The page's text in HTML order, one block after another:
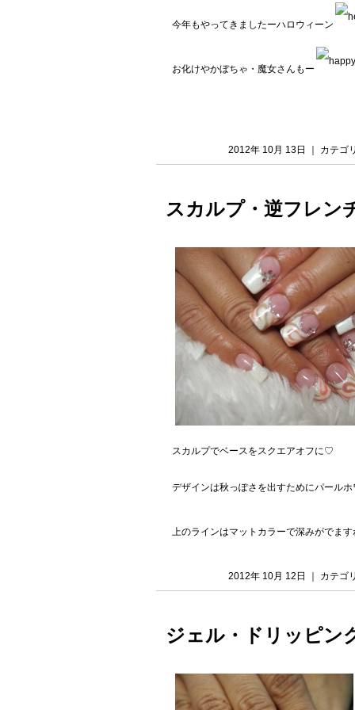
今年もやってきましたーハロウィーン
お化けやかぼちゃ・魔女さんもー
2012年 10月 13日 ｜ カテゴ
スカルプ・逆フレン
スカルプでベースをスクエアオフに♡
デザインは秋っぽさを出すためにパール
上のラインはマットカラーで深みがでます
2012年 10月 12日 ｜ カテゴ
ジェル・ドリッピン